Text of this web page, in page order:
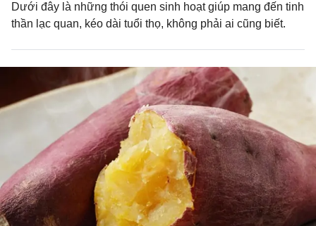
Dưới đây là những thói quen sinh hoạt giúp mang đến tinh
thần lạc quan, kéo dài tuổi thọ, không phải ai cũng biết.